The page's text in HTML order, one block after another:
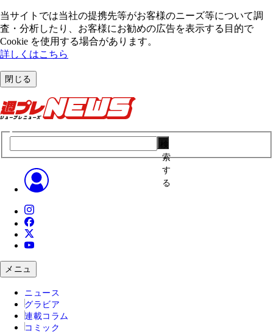
当サイトでは当社の提携先等がお客様のニーズ等について調
査・分析したり、お客様にお勧めの広告を表⽰する⽬的で
Cookie を使⽤する場合があります。
詳しくはこちら
閉じる
索
す
る
メニュ
ニュース
グラビア
連載コラム
コミック